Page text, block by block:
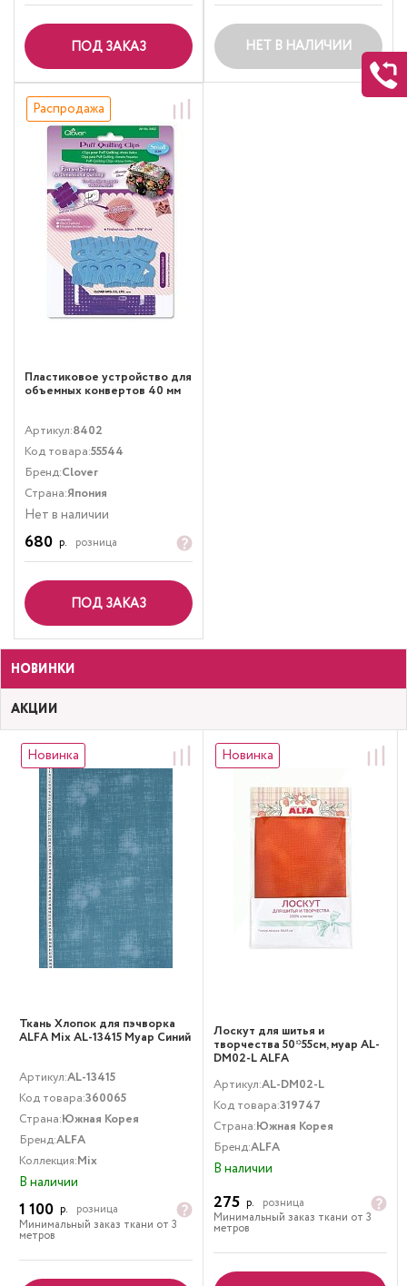
ПОД ЗАКАЗ НЕТ В НАЛИЧИИ
Распродажа
Пластиковое устройство для
объемных конвертов 40 мм
Артикул:8402
Код товара:55544
Бренд:Clover
Страна:Япония
Нет в наличии
680 р. розница
ПОД ЗАКАЗ
НОВИНКИ
АКЦИИ
Новинка
Ткань Хлопок для пэчворка
ALFA Mix AL-13415 Муар Синий
Артикул:AL-13415
Код товара:360065
Страна:Южная Корея
Бренд:ALFA
Коллекция:Mix
В наличии
1 100 р.
розница
Минимальный заказ ткани от 3
метров
Новинка
Лоскут для шитья и
творчества 50*55см, муар AL-
DM02-L ALFA
Артикул:AL-DM02-L
Код товара:319747
Страна:Южная Корея
Бренд:ALFA
В наличии
275 р.
розница
Минимальный заказ ткани от 3
метров